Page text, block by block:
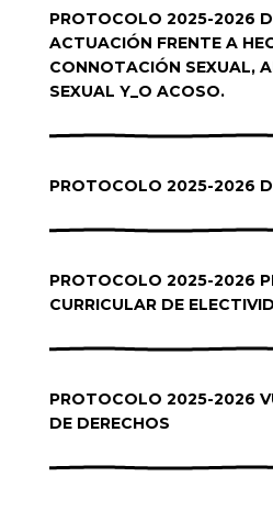
PROTOCOLO 2025-2026
ACTUACIÓN FRENTE A
CONNOTACIÓN SEXUAL,
SEXUAL Y_O ACOSO.
PROTOCOLO 2025-2026
PROTOCOLO 2025-2026
CURRICULAR DE
PROTOCOLO 2025-2026
DE DERECHOS